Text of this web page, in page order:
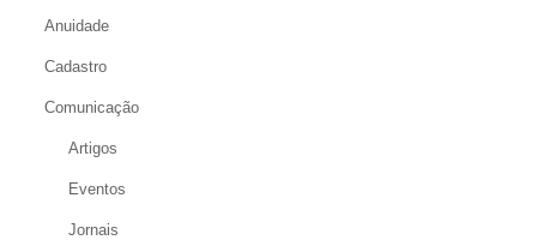
Anuidade
Cadastro
Comunicação
Artigos
Eventos
Jornais